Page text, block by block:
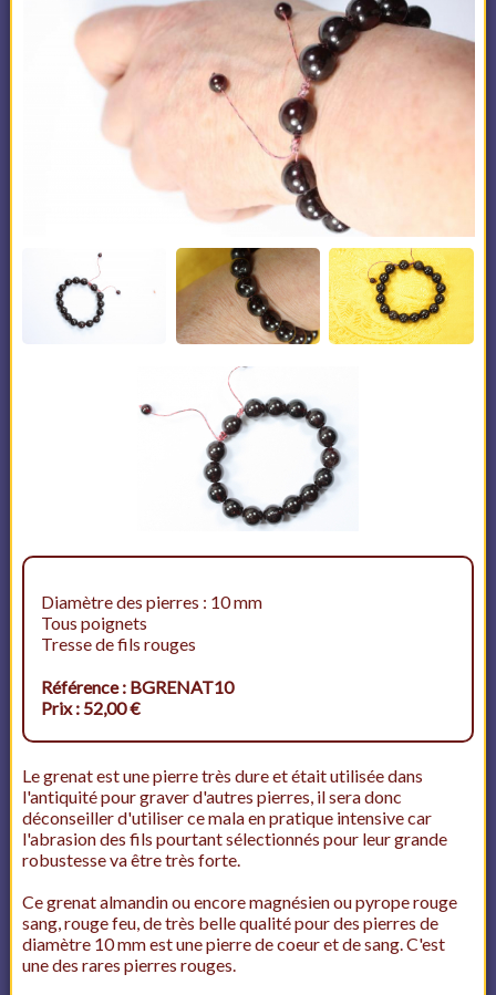
Diamètre des pierres : 10 mm
Tous poignets
Tresse de fils rouges
Référence : BGRENAT10
Prix : 52,00 €
Le grenat est une pierre très dure et était utilisée dans
l'antiquité pour graver d'autres pierres, il sera donc
déconseiller d'utiliser ce mala en pratique intensive car
l'abrasion des fils pourtant sélectionnés pour leur grande
robustesse va être très forte.
Ce grenat almandin ou encore magnésien ou pyrope rouge
sang, rouge feu, de très belle qualité pour des pierres de
diamètre 10 mm est une pierre de coeur et de sang. C'est
une des rares pierres rouges.